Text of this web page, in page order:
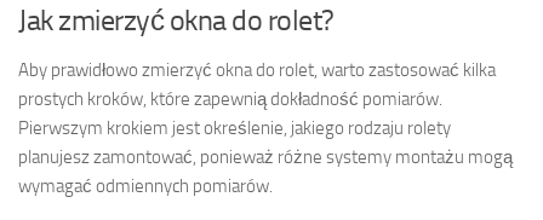
Jak zmierzyć okna do rolet?
Aby prawidłowo zmierzyć okna do rolet, warto zastosować kilka
prostych kroków, które zapewnią dokładność pomiarów.
Pierwszym krokiem jest określenie, jakiego rodzaju rolety
planujesz zamontować, ponieważ różne systemy montażu mogą
wymagać odmiennych pomiarów.